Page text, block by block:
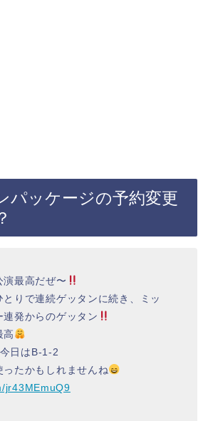
パッケージの予約変更
演最高だぜ〜
とりで連続ゲッタンに続き、ミッ
連発からのゲッタン
高
日はB-1-2
たかもしれませんね
jr43MEmuQ9